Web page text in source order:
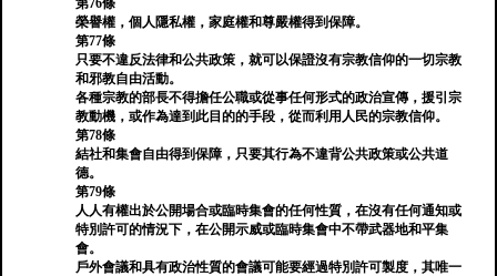
第76條
榮譽權，個人隱私權，家庭權和尊嚴權得到保障。
第77條
只要不違反法律和公共政策，就可以保證沒有宗教信仰的一切宗教
和邪教自由活動。
各種宗教的部長不得擔任公職或從事任何形式的政治宣傳，援引宗
教動機，或作為達到此目的的手段，從而利用人民的宗教信仰。
第78條
結社和集會自由得到保障，只要其行為不違背公共政策或公共道
德。
第79條
人人有權出於公開場合或臨時集會的任何性質，在沒有任何通知或
特別許可的情況下，在公開示威或臨時集會中不帶武器地和平集
會。
戶外會議和具有政治性質的會議可能要經過特別許可製度，其唯一